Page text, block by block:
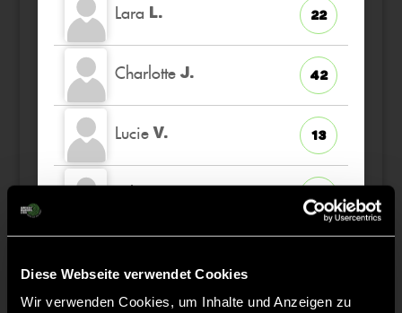
Diese Webseite verwendet Cookies
Wir verwenden Cookies, um Inhalte und Anzeigen zu
Lara L. 22
Charlotte J. 42
Lucie V. 13
Lola 36